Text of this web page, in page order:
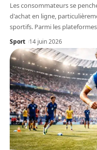
Les consommateurs se
d'achat en ligne,
sportifs. Parmi les plateformes
Sport 14 juin 2026